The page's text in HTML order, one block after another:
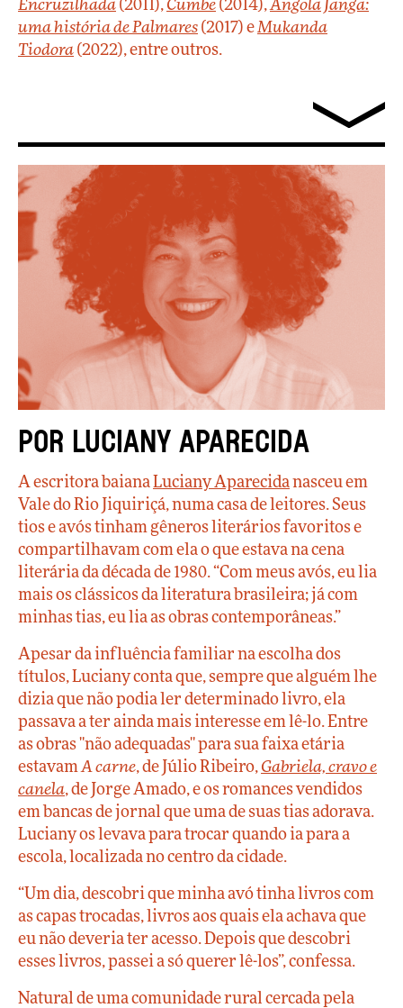
Encruzilhada (2011), Cumbe (2014),Angola Janga:
uma história de Palmares (2017) eMukanda
Tiodora (2022), entre outros.
Por Luciany Aparecida
A escritora baianaLuciany Aparecidanasceu em
Vale do Rio Jiquiriçá, numa casa de leitores. Seus
tios e avós tinham gêneros literários favoritos e
compartilhavam com ela o que estava na cena
literária da década de 1980. “Com meus avós, eu lia
mais os clássicos da literatura brasileira; já com
minhas tias, eu lia as obras contemporâneas.”
Apesar da influência familiar na escolha dos
títulos, Luciany conta que, sempre que alguém lhe
dizia que não podia ler determinado livro, ela
passava a ter ainda mais interesse em lê-lo. Entre
as obras "não adequadas" para sua faixa etária
estavamA carne, de Júlio Ribeiro, Gabriela, cravo e
canela, de Jorge Amado, e os romances vendidos
em bancas de jornal que uma de suas tias adorava.
Luciany os levava para trocar quando ia para a
escola, localizada no centro da cidade.
“Um dia, descobri que minha avó tinha livros com
as capas trocadas, livros aos quais ela achava que
eu não deveria ter acesso. Depois que descobri
esses livros, passei a só querer lê-los”, confessa.
Natural de uma comunidade rural cercada pela